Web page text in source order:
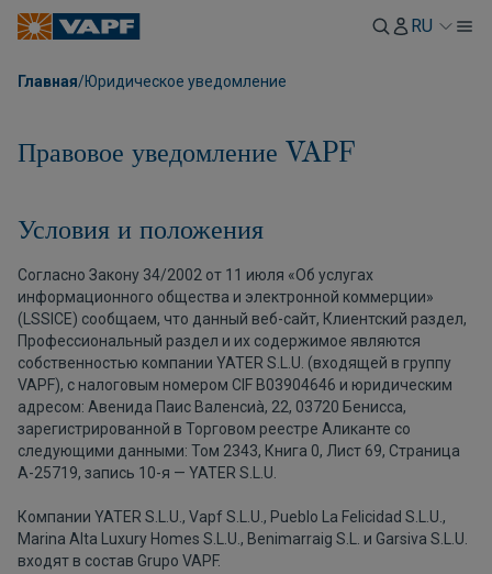
RU
Главная/Юридическое уведомление
Правовое уведомление VAPF
Условия и положения
Согласно Закону 34/2002 от 11 июля «Об услугах
информационного общества и электронной коммерции»
(LSSICE) сообщаем, что данный веб-сайт, Клиентский раздел,
Профессиональный раздел и их содержимое являются
собственностью компании YATER S.L.U. (входящей в группу
VAPF), с налоговым номером CIF B03904646 и юридическим
адресом: Авенида Паис Валенсиà, 22, 03720 Бенисса,
зарегистрированной в Торговом реестре Аликанте со
следующими данными: Том 2343, Книга 0, Лист 69, Страница
A-25719, запись 10-я — YATER S.L.U.
Компании YATER S.L.U., Vapf S.L.U., Pueblo La Felicidad S.L.U.,
Marina Alta Luxury Homes S.L.U., Benimarraig S.L. и Garsiva S.L.U.
входят в состав Grupo VAPF.